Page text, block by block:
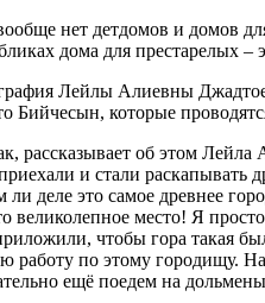
нет детдомов и домов
дома для престарелых
Лейлы Алиевны
Бийчесын, которые
рассказывает об этом Лейла
и стали раскапывать
ли деле это самое древнее
великолепное место! Я
чтобы гора такая
работу по этому городищу.
ещё поедем на